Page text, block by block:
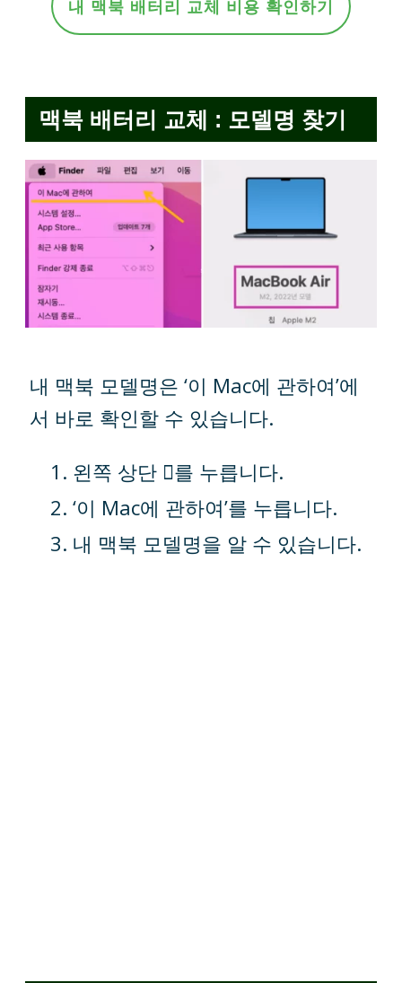
내 맥북 배터리 교체 비용 확인하기
맥북 배터리 교체 : 모델명 찾기
내 맥북 모델명은 ‘이 Mac에 관하여’에
서 바로 확인할 수 있습니다.
왼쪽 상단 를 누릅니다.
‘이 Mac에 관하여’를 누릅니다.
내 맥북 모델명을 알 수 있습니다.